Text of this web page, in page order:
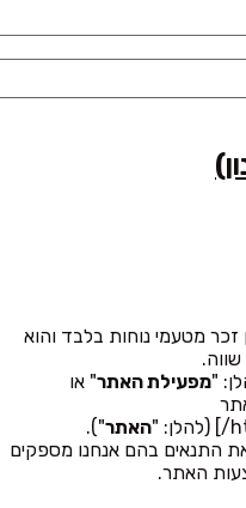
מטעמי נוחות בלבד והוא
"מפעילת האתר" או
האתר").
התנאים בהם אנחנו מספקים
האתר.